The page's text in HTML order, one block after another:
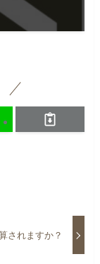
されますか？